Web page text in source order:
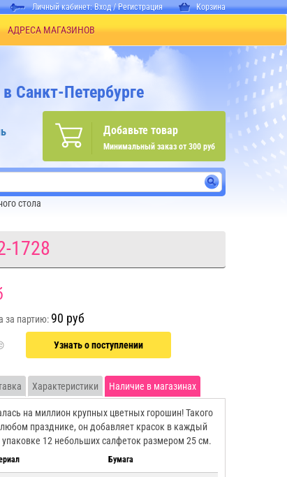
Личный кабинет:Вход/Регистрация Корзина
АДРЕСА МАГАЗИНОВ
Санкт-Петербурге
Добавьте товар
Минимальный заказ от 300 руб
стола
1728
за партию: 90 руб
Узнать о поступлении
Характеристики Наличие в магазинах
на миллион крупных цветных горошин! Такого
празднике, он добавляет красок в каждый
12 небольших салфеток размером 25 см.
Бумага